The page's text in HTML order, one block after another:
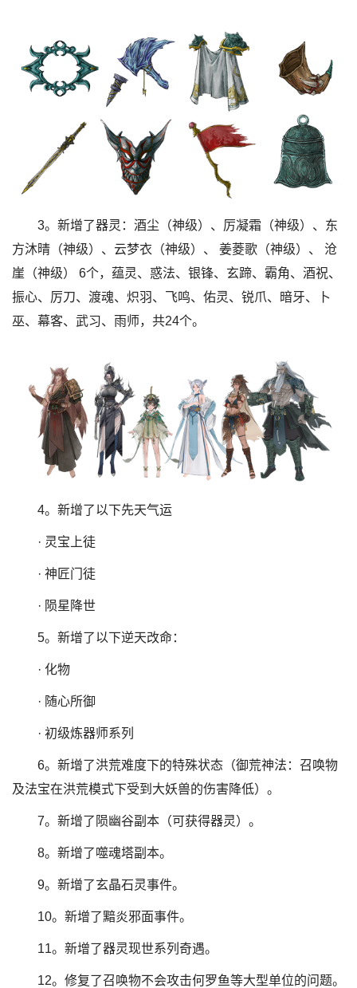
3。新增了器灵：酒尘（神级）、厉凝霜（神级）、东
方沐晴（神级）、云梦衣（神级）、 姜菱歌（神级）、 沧
崖（神级） 6个，蕴灵、惑法、银锋、玄蹄、霸角、酒祝、
振心、厉刀、渡魂、炽羽、飞鸣、佑灵、锐爪、暗牙、卜
巫、幕客、武习、雨师，共24个。
4。新增了以下先天气运
· 灵宝上徒
· 神匠门徒
· 陨星降世
5。新增了以下逆天改命：
· 化物
· 随心所御
· 初级炼器师系列
6。新增了洪荒难度下的特殊状态（御荒神法：召唤物
及法宝在洪荒模式下受到大妖兽的伤害降低）。
7。新增了陨幽谷副本（可获得器灵）。
8。新增了噬魂塔副本。
9。新增了玄晶石灵事件。
10。新增了黯炎邪面事件。
11。新增了器灵现世系列奇遇。
12。修复了召唤物不会攻击何罗鱼等大型单位的问题。